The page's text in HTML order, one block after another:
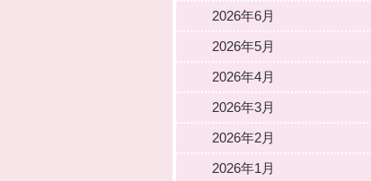
2026年6月
2026年5月
2026年4月
2026年3月
2026年2月
2026年1月